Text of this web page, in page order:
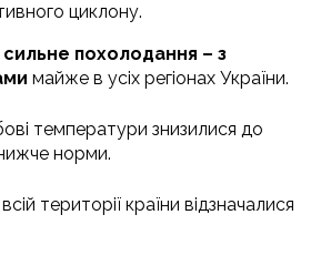
циклону.
сильне похолодання – з
майже в усіх регіонах України.
температури знизилися до
норми.
території країни відзначалися